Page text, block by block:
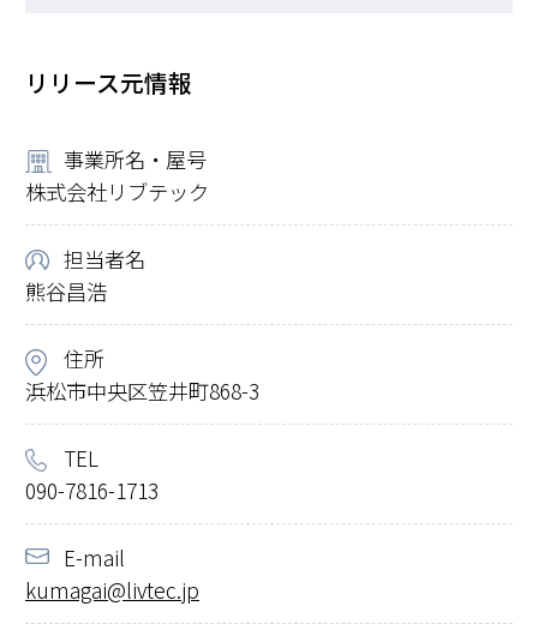
リリース元情報
事業所名・屋号
株式会社リブテック
担当者名
熊谷昌浩
住所
浜松市中央区笠井町868-3
TEL
090-7816-1713
E-mail
kumagai@livtec.jp